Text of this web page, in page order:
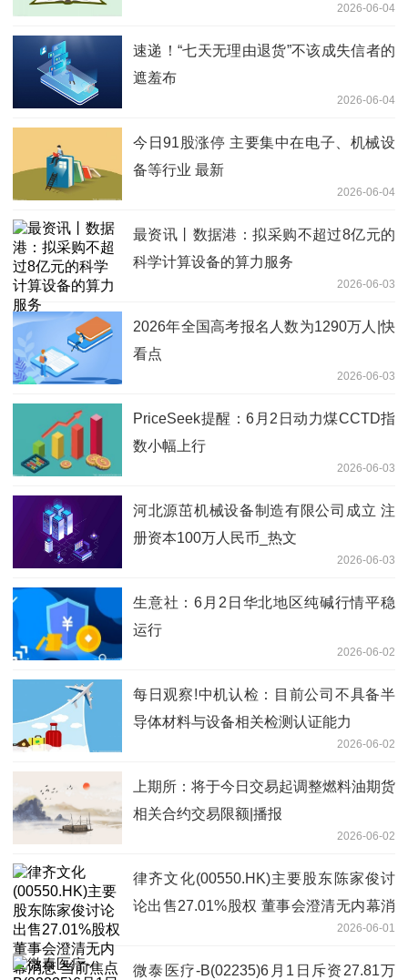
2026-06-04
速递！“七天无理由退货”不该成失信者的
遮羞布
2026-06-04
今日91股涨停 主要集中在电子、机械设
备等行业 最新
2026-06-04
最资讯丨数据港：拟采购不超过8亿元的
科学计算设备的算力服务
2026-06-03
2026年全国高考报名人数为1290万人|快
看点
2026-06-03
PriceSeek提醒：6月2日动力煤CCTD指
数小幅上行
2026-06-03
河北源茁机械设备制造有限公司成立 注
册资本100万人民币_热文
2026-06-03
生意社：6月2日华北地区纯碱行情平稳
运行
2026-06-02
每日观察!中机认检：目前公司不具备半
导体材料与设备相关检测认证能力
2026-06-02
上期所：将于今日交易起调整燃料油期货
相关合约交易限额|播报
2026-06-02
律齐文化(00550.HK)主要股东陈家俊讨
论出售27.01%股权 董事会澄清无内幕消
2026-06-01
微泰医疗-B(02235)6月1日斥资27.81万